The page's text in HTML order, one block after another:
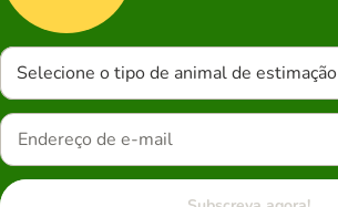
Selecione o tipo de animal de estimação